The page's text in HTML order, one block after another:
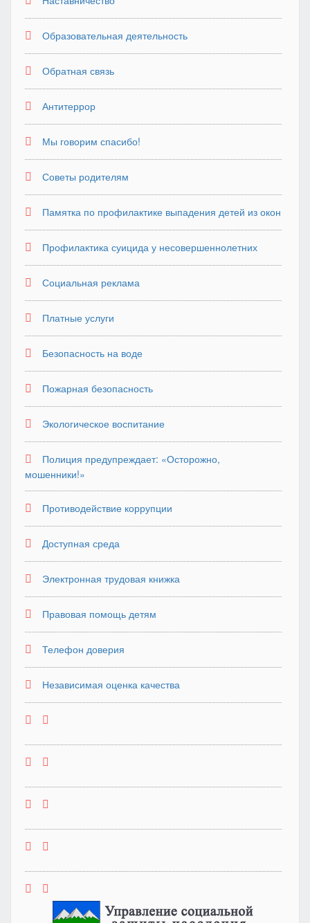
Образовательная деятельность
Обратная связь
Антитеррор
Мы говорим спасибо!
Советы родителям
Памятка по профилактике выпадения детей из окон
Профилактика суицида у несовершеннолетних
Социальная реклама
Платные услуги
Безопасность на воде
Пожарная безопасность
Экологическое воспитание
Полиция предупреждает: «Осторожно,
мошенники!»
Противодействие коррупции
Доступная среда
Электронная трудовая книжка
Правовая помощь детям
Телефон доверия
Независимая оценка качества